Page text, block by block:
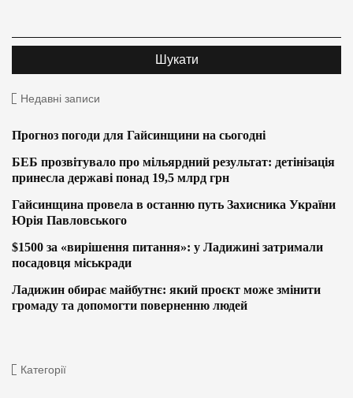
Недавні записи
Прогноз погоди для Гайсинщини на сьогодні
БЕБ прозвітувало про мільярдний результат: детінізація
принесла державі понад 19,5 млрд грн
Гайсинщина провела в останню путь Захисника України
Юрія Павловського
$1500 за «вирішення питання»: у Ладижині затримали
посадовця міськради
Ладижин обирає майбутнє: який проєкт може змінити
громаду та допомогти поверненню людей
Категорії